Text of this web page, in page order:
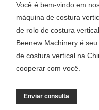
Você é bem-vindo em
máquina de costura
de rolo de costura
Beenew Machinery é
de costura vertical na
cooperar com você.
Enviar consulta